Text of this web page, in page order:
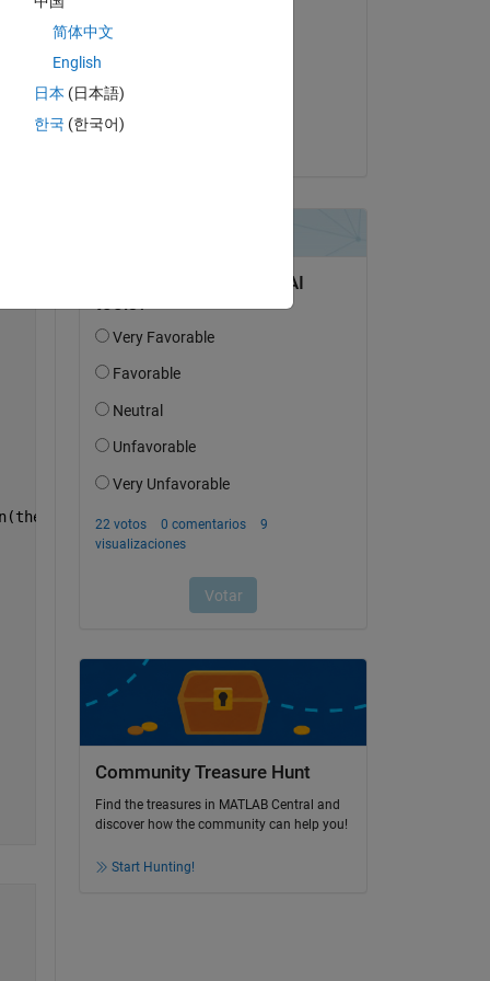
-
Community Treasure Hunt
Find the treasures in MATLAB Central and
discover how the community can help you!
Start Hunting!
简体中文
English
日本 (日本語)
한국 (한국어)